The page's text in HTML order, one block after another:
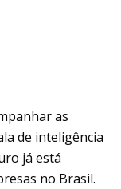
as
de inteligência
já está
no Brasil.